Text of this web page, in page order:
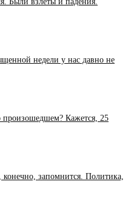
недели у нас давно не
Кажется, 25
запомнится. Политика,